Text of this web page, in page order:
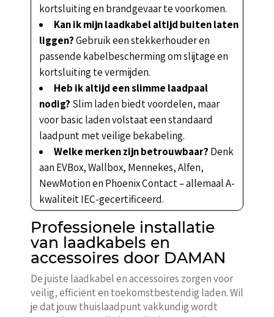
kortsluiting en brandgevaar te voorkomen.
Kan ik mijn laadkabel altijd buiten laten
liggen?Gebruik een stekkerhouder en
passende kabelbescherming om slijtage en
kortsluiting te vermijden.
Heb ik altijd een slimme laadpaal
nodig? Slim laden biedt voordelen, maar
voor basic laden volstaat een standaard
laadpunt met veilige bekabeling.
Welke merken zijn betrouwbaar? Denk
aan EVBox, Wallbox, Mennekes, Alfen,
NewMotion en Phoenix Contact – allemaal A-
kwaliteit IEC-gecertificeerd.
Professionele installatie
van laadkabels en
accessoires door DAMAN
De juiste laadkabel en accessoires zorgen voor
veilig, efficiënt en toekomstbestendig laden. Wil
je dat jouw thuislaadpunt vakkundig wordt